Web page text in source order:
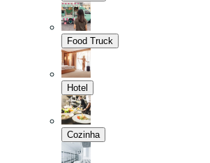
Food Truck
Hotel
Cozinha